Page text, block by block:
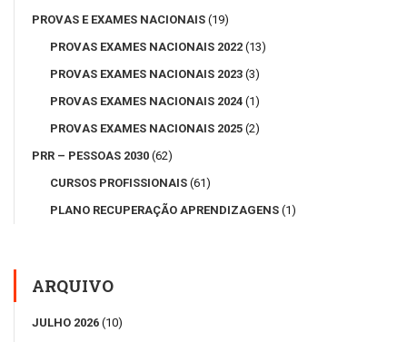
PROVAS E EXAMES NACIONAIS (19)
PROVAS EXAMES NACIONAIS 2022 (13)
PROVAS EXAMES NACIONAIS 2023 (3)
PROVAS EXAMES NACIONAIS 2024 (1)
PROVAS EXAMES NACIONAIS 2025 (2)
PRR – PESSOAS 2030 (62)
CURSOS PROFISSIONAIS (61)
PLANO RECUPERAÇÃO APRENDIZAGENS (1)
ARQUIVO
JULHO 2026 (10)